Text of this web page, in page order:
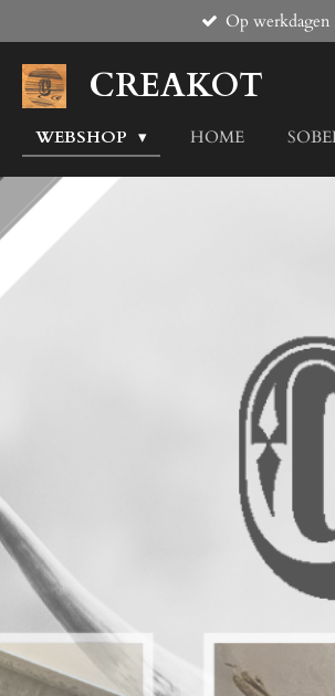
direct
naar
de
Op werkdagen
CREAKOT
WEBSHOP HOME